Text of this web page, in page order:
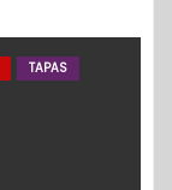
TAPAS